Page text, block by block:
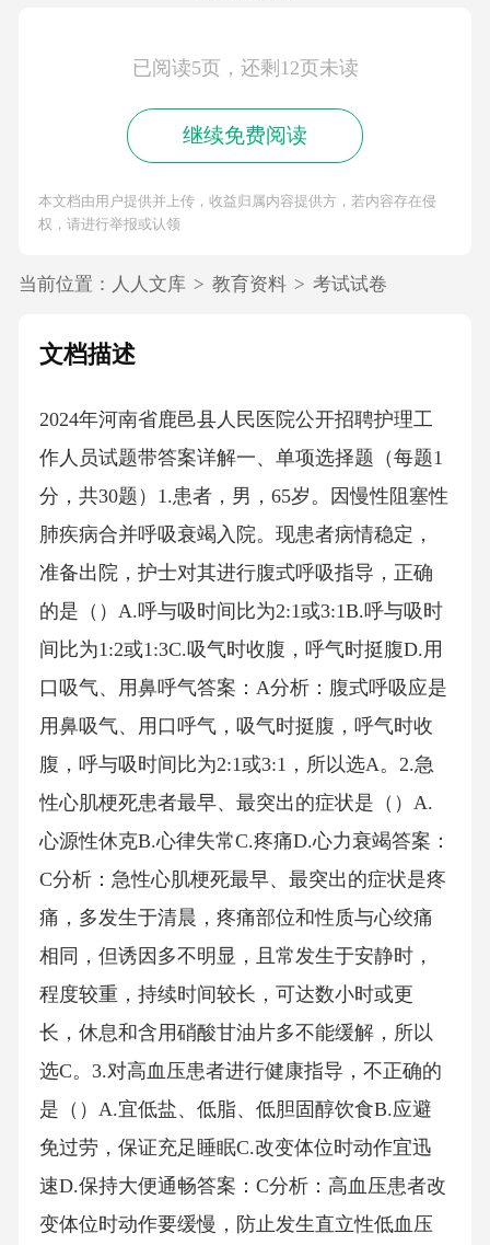
已阅读5页，还剩12页未读
继续免费阅读
本文档由用户提供并上传，收益归属内容提供方，若内容存在侵
权，请进行举报或认领
当前位置： 人人文库 > 教育资料 > 考试试卷
文档描述
2024年河南省鹿邑县人民医院公开招聘护理工
作人员试题带答案详解一、单项选择题（每题1
分，共30题）1.患者，男，65岁。因慢性阻塞性
肺疾病合并呼吸衰竭入院。现患者病情稳定，
准备出院，护士对其进行腹式呼吸指导，正确
的是（）A.呼与吸时间比为2:1或3:1B.呼与吸时
间比为1:2或1:3C.吸气时收腹，呼气时挺腹D.用
口吸气、用鼻呼气答案：A分析：腹式呼吸应是
用鼻吸气、用口呼气，吸气时挺腹，呼气时收
腹，呼与吸时间比为2:1或3:1，所以选A。2.急
性心肌梗死患者最早、最突出的症状是（）A.
心源性休克B.心律失常C.疼痛D.心力衰竭答案：
C分析：急性心肌梗死最早、最突出的症状是疼
痛，多发生于清晨，疼痛部位和性质与心绞痛
相同，但诱因多不明显，且常发生于安静时，
程度较重，持续时间较长，可达数小时或更
长，休息和含用硝酸甘油片多不能缓解，所以
选C。3.对高血压患者进行健康指导，不正确的
是（）A.宜低盐、低脂、低胆固醇饮食B.应避
免过劳，保证充足睡眠C.改变体位时动作宜迅
速D.保持大便通畅答案：C分析：高血压患者改
变体位时动作要缓慢，防止发生直立性低血压